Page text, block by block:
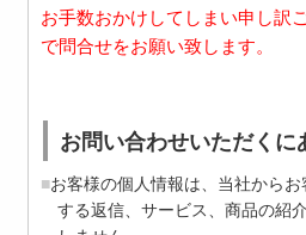
お手数おかけしてしまい申し訳
で問合せをお願い致します。
お問い合わせいただくに
お客様の個人情報は、当社から
する返信、サービス、商品の紹